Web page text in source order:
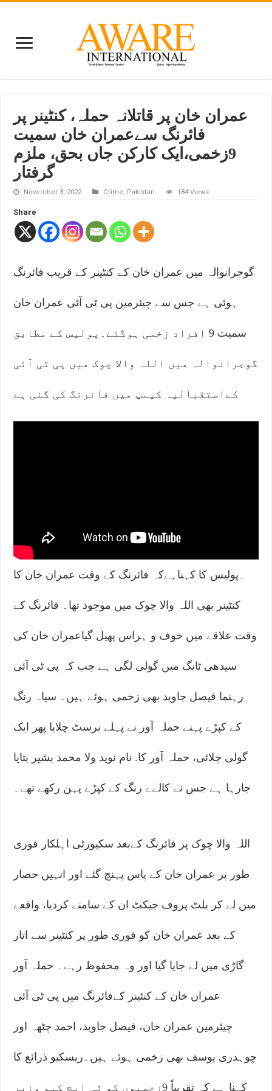
عمران خان پر قاتلانہ حملہ، کنٹینر پر
فائرنگ سےعمران خان سمیت
9زخمی،ایک کارکن جاں بحق، ملزم
گرفتار
November 3, 2022 Crime, Pakistan 184 Views
Share
گوجرانوالہ میں عمران خان کے کنٹینر کے قریب فائرنگ
ہوئی ہے جس سے چیئرمین پی ٹی آئی عمران خان
سمیت 9 افراد زخمی ہوگئے۔پولیس کے مطابق
گوجرانوالہ میں اللہ والا چوک میں پی ٹی آئی
کےاستقبالیہ کیمپ میں فائرنگ کی گئی ہے
۔پولیس کا کہناہےکہ فائرنگ کے وقت عمران خان کا
کنٹینر بھی اللہ والا چوک میں موجود تھا۔ فائرنگ کے
وقت علاقے میں خوف و ہراس پھیل گیاعمران خان کی
سیدھی ٹانگ میں گولی لگی ہے جب کہ پی ٹی آئی
رہنما فیصل جاوید بھی زخمی ہوئے ہیں۔ سیاہ رنگ
کے کپڑے پہنے حملہ آور نے پہلے برسٹ چلایا پھر ایک
گولی چلائی، حملہ آور کا. نام نوید ولا محمد بشیر بتایا
جارہا ہے جس نے کالےے رنگ کے کپڑے پہن رکھے تھے۔
اللہ والا چوک پر فائرنگ کےبعد سکیورٹی اہلکار فوری
طور پر عمران خان کے پاس پہنچ گئے اور انہیں حصار
میں لے کر بلٹ پروف جیکٹ ان کے سامنے کردیا، واقعے
کے بعد عمران خان کو فوری طور پر کنٹینر سے اتار
گاڑی میں لے جایا گیا اور وہ محفوظ رہے۔ حملہ آور
عمران خان کے کنٹینر کےفائرنگ میں پی ٹی آئی
چیئرمین عمران خان، فیصل جاوید، احمد چٹھہ اور
چوہدری یوسف بھی زخمی ہوئے ہیں۔ریسکیو ذرائع کا
کہنا ہے کہ تقریباً 9زخمیوں کو ٹی ایچ کیو وزیر